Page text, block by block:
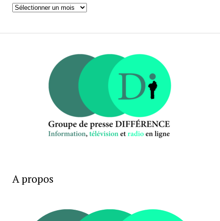
Archives
A propos